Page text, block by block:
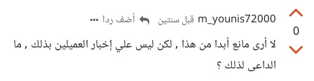
0
m_younis72000 قبل سنتين أضف ردا
لا أرى مانع أبدا من هذا , لكن ليس علي إخبار العميلين بذلك , ما
الداعى لذلك ؟